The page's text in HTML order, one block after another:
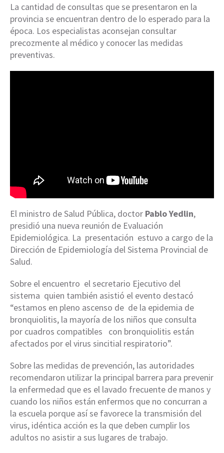
La cantidad de consultas que se presentaron en la
provincia se encuentran dentro de lo esperado para la
época. Los especialistas aconsejan consultar
precozmente al médico y conocer las medidas
preventivas.
El ministro de Salud Pública, doctor Pablo Yedlin,
presidió una nueva reunión de Evaluación
Epidemiológica. La presentación estuvo a cargo de la
Dirección de Epidemiología del Sistema Provincial de
Salud.
Sobre el encuentro el secretario Ejecutivo del
sistema quien también asistió el evento destacó
“estamos en pleno ascenso de de la epidemia de
bronquiolitis, la mayoría de los niños que consulta
por cuadros compatibles con bronquiolitis están
afectados por el virus sincitial respiratorio”.
Sobre las medidas de prevención, las autoridades
recomendaron utilizar la principal barrera para prevenir
la enfermedad que es el lavado frecuente de manos y
cuando los niños están enfermos que no concurran a
la escuela porque así se favorece la transmisión del
virus, idéntica acción es la que deben cumplir los
adultos no asistir a sus lugares de trabajo.